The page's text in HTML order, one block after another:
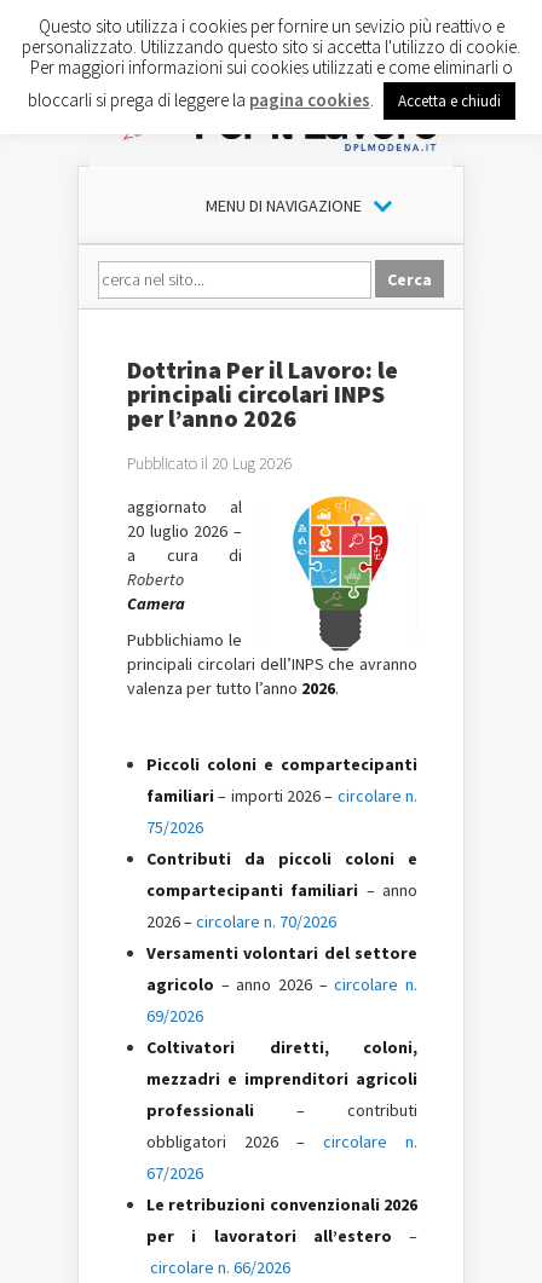
MENU DI NAVIGAZIONE
Dottrina Per il Lavoro: le
principali circolari INPS
per l’anno 2026
Pubblicato il 20 Lug 2026
aggiornato al
20 luglio 2026 –
a cura di
Roberto
Camera
Pubblichiamo le
principali circolari dell’INPS che avranno
valenza per tutto l’anno 2026.
Piccoli coloni e compartecipanti
familiari – importi 2026 – circolare n.
75/2026
Contributi da piccoli coloni e
compartecipanti familiari – anno
2026 –circolare n. 70/2026
Versamenti volontari del settore
agricolo – anno 2026 –circolare n.
69/2026
Coltivatori diretti, coloni,
mezzadri e imprenditori agricoli
professionali – contributi
obbligatori 2026 – circolare n.
67/2026
Le retribuzioni convenzionali 2026
per i lavoratori all’estero –
circolare n. 66/2026
Questo sito utilizza i cookies per fornire un sevizio più reattivo e
personalizzato. Utilizzando questo sito si accetta l'utilizzo di cookie.
Per maggiori informazioni sui cookies utilizzati e come eliminarli o
bloccarli si prega di leggere la pagina cookies Accetta e chiudi